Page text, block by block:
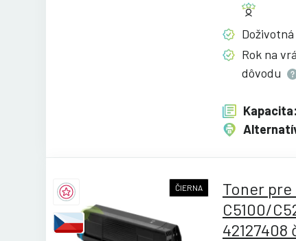
Doživotná
Rok na
dôvodu
Kapacita:
ČIERNA
Toner pre
C5100/